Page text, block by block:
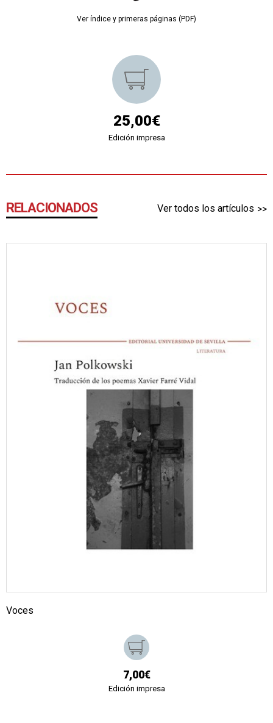
Ver índice y primeras páginas (PDF)
25,00€
Edición impresa
RELACIONADOS Ver todos los artículos
Voces
7,00€
Edición impresa